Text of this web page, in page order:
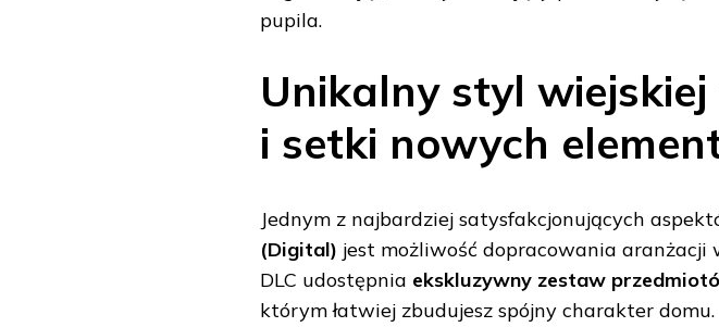
pupila.
Unikalny styl wiejskiej
i setki nowych
Jednym z najbardziej satysfakcjonujących
(Digital) jest możliwość dopracowania
DLC udostępnia ekskluzywny zestaw
którym łatwiej zbudujesz spójny charakter domu.